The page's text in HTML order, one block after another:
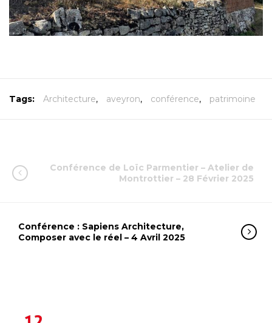
Tags: Architecture, aveyron, conférence, patrimoine
Conférence de Loïc Parmentier – Atelier de
Montrottier – 28 Février 2025
Conférence : Sapiens Architecture,
Composer avec le réel – 4 Avril 2025